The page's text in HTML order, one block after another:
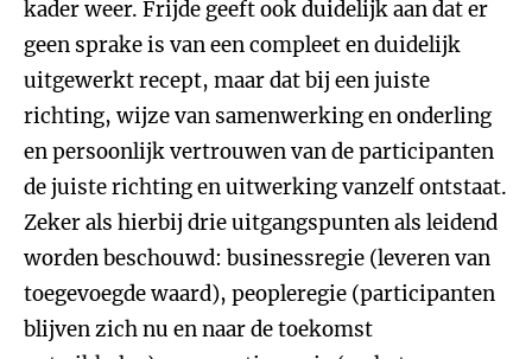
kader weer. Frijde geeft ook duidelijk aan dat er
geen sprake is van een compleet en duidelijk
uitgewerkt recept, maar dat bij een juiste
richting, wijze van samenwerking en onderling
en persoonlijk vertrouwen van de participanten
de juiste richting en uitwerking vanzelf ontstaat.
Zeker als hierbij drie uitgangspunten als leidend
worden beschouwd: businessregie (leveren van
toegevoegde waard), peopleregie (participanten
blijven zich nu en naar de toekomst